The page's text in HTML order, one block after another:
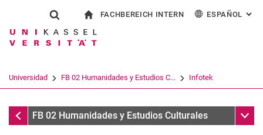
Jump directly to: content
Jump directly to: search
Jump directly to: main
Show search form
Search term
Search (opens an external link in a
FACHBEREICH INTERN ESPAÑOL :
Universidad FB 02 Humanidades y Estudios C... Infotek
InfotekFB 02 Humanidades y Estudios Culturales Sub